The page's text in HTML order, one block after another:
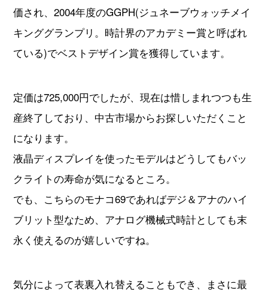
価され、2004年度のGGPH(ジュネーブウォッチメイ
キンググランプリ。時計界のアカデミー賞と呼ばれ
ている)でベストデザイン賞を獲得しています。
定価は725,000円でしたが、現在は惜しまれつつも生
産終了しており、中古市場からお探しいただくこと
になります。
液晶ディスプレイを使ったモデルはどうしてもバッ
クライトの寿命が気になるところ。
でも、こちらのモナコ69であればデジ＆アナのハイ
ブリット型なため、アナログ機械式時計としても末
永く使えるのが嬉しいですね。
気分によって表裏入れ替えることもでき、まさに最